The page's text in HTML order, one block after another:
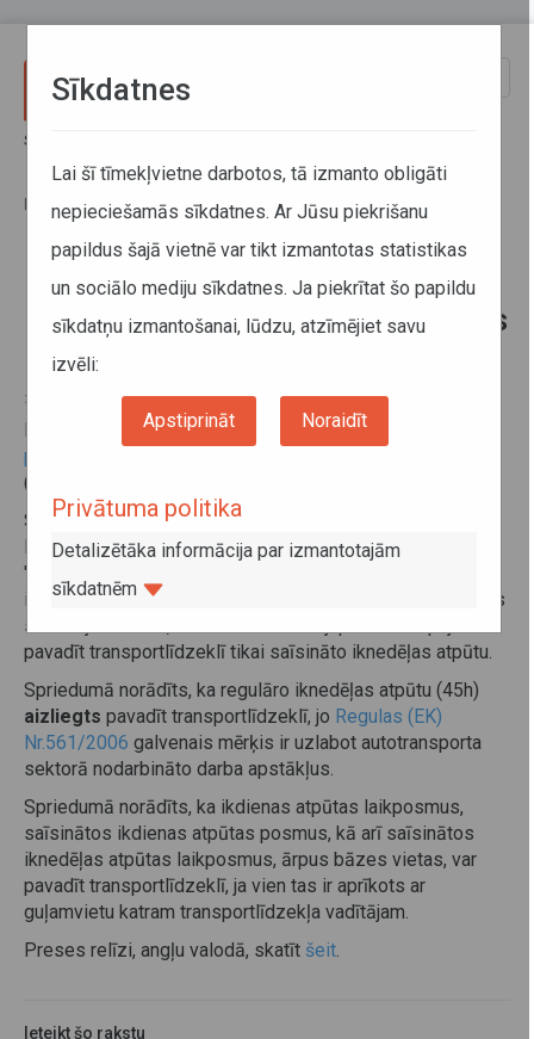
Sākums
Eiropas Tiesa nosaka aizliegumu pavadīt regulāro iknedēļas atpūtas
periodu transportlīdzekļa kabīnē
Eiropas Tiesa nosaka aizliegumu
pavadīt regulāro iknedēļas atpūtas
periodu transportlīdzekļa kabīnē
31. janvāris 2018
Eiropas Savienības Tiesa
2017. gada 20. decembrī
pasludināja spriedumu
(45h), kas pavadītas transportlīdzekļa kabīnē.
Saskaņā ar Tiesas spriedumu,
ES likumdevējs nav izmantojis vispārējo jēdzienu
"iknedēļas atpūtas laikposms”, lai aptvertu divu veidu
iknedēļas atpūtus laikposmus (45h un saīsināto 24h). Tas
skaidrojams ar to, ka likums sākotnēji paredz iespēju
pavadīt transportlīdzeklī tikai saīsināto iknedēļas atpūtu.
Spriedumā norādīts, ka regulāro iknedēļas atpūtu (45h)
aizliegts pavadīt transportlīdzeklī, jo Regulas (EK)
Nr.561/2006 galvenais mērķis ir uzlabot autotransporta
sektorā nodarbināto darba apstākļus.
Spriedumā norādīts, ka ikdienas atpūtas laikposmus,
saīsinātos ikdienas atpūtas posmus, kā arī saīsinātos
iknedēļas atpūtas laikposmus, ārpus bāzes vietas, var
pavadīt transportlīdzeklī, ja vien tas ir aprīkots ar
guļamvietu katram transportlīdzekļa vadītājam.
Preses relīzi, angļu valodā, skatīt šeit.
Ieteikt šo rakstu
Sīkdatnes
Lai šī tīmekļvietne darbotos, tā izmanto obligāti
nepieciešamās sīkdatnes. Ar Jūsu piekrišanu
papildus šajā vietnē var tikt izmantotas statistikas
un sociālo mediju sīkdatnes. Ja piekrītat šo papildu
sīkdatņu izmantošanai, lūdzu, atzīmējiet savu
izvēli:
Apstiprināt Noraidīt
Privātuma politika
Detalizētāka informācija par izmantotajām
sīkdatnēm